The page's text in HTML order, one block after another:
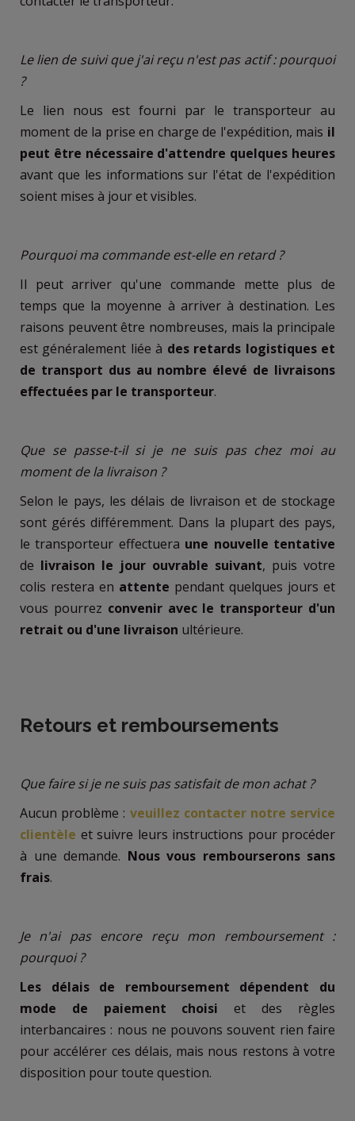
Le lien de suivi que j'ai reçu n'est pas actif : pourquoi
?
Le lien nous est fourni par le transporteur au
moment de la prise en charge de l'expédition, mais il
peut être nécessaire d'attendre quelques heures
avant que les informations sur l'état de l'expédition
soient mises à jour et visibles.
Pourquoi ma commande est-elle en retard ?
Il peut arriver qu'une commande mette plus de
temps que la moyenne à arriver à destination. Les
raisons peuvent être nombreuses, mais la principale
est généralement liée à des retards logistiques et
de transport dus au nombre élevé de livraisons
effectuées par le transporteur.
Que se passe-t-il si je ne suis pas chez moi au
moment de la livraison ?
Selon le pays, les délais de livraison et de stockage
sont gérés différemment. Dans la plupart des pays,
le transporteur effectuera une nouvelle tentative
de livraison le jour ouvrable suivant, puis votre
colis restera en attente pendant quelques jours et
vous pourrez convenir avec le transporteur d'un
retrait ou d'une livraison ultérieure.
Retours et remboursements
Que faire si je ne suis pas satisfait de mon achat ?
Aucun problème : veuillez contacter notre service
clientèle et suivre leurs instructions pour procéder
à une demande. Nous vous rembourserons sans
frais.
Je n'ai pas encore reçu mon remboursement :
pourquoi ?
Les délais de remboursement dépendent du
mode de paiement choisiet des règles
interbancaires : nous ne pouvons souvent rien faire
pour accélérer ces délais, mais nous restons à votre
disposition pour toute question.